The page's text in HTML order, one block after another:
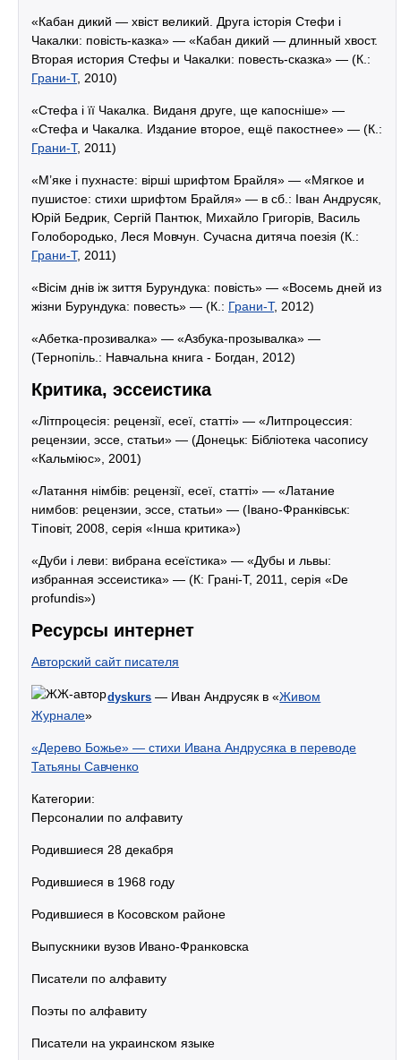
«Кабан дикий — хвіст великий. Друга історія Стефи і
Чакалки: повість-казка» — «Кабан дикий — длинный хвост.
Вторая история Стефы и Чакалки: повесть-сказка» — (К.:
Грани-Т, 2010)
«Стефа і її Чакалка. Виданя друге, ще капосніше» —
«Стефа и Чакалка. Издание второе, ещё пакостнее» — (К.:
Грани-Т, 2011)
«М’яке і пухнасте: вірші шрифтом Брайля» — «Мягкое и
пушистое: стихи шрифтом Брайля» — в сб.: Іван Андрусяк,
Юрій Бедрик, Сергій Пантюк, Михайло Григорів, Василь
Голобородько, Леся Мовчун. Сучасна дитяча поезія (К.:
Грани-Т, 2011)
«Вісім днів іж зиття Бурундука: повість» — «Восемь дней из
жізни Бурундука: повесть» — (К.: Грани-Т, 2012)
«Абетка-прозивалка» — «Азбука-прозывалка» —
(Тернопіль.: Навчальна книга - Богдан, 2012)
Критика, эссеистика
«Літпроцесія: рецензії, есеї, статті» — «Литпроцессия:
рецензии, эссе, статьи» — (Донецьк: Бібліотека часопису
«Кальміюс», 2001)
«Латання німбів: рецензії, есеї, статті» — «Латание
нимбов: рецензии, эссе, статьи» — (Івано-Франківськ:
Тіповіт, 2008, серія «Інша критика»)
«Дуби і леви: вибрана есеїстика» — «Дубы и львы:
избранная эссеистика» — (К: Грані-Т, 2011, серія «De
profundis»)
Ресурсы интернет
Авторский сайт писателя
dyskurs — Иван Андрусяк в «Живом
Журнале»
«Дерево Божье» — стихи Ивана Андрусяка в переводе
Татьяны Савченко
Категории:
Персоналии по алфавиту
Родившиеся 28 декабря
Родившиеся в 1968 году
Родившиеся в Косовском районе
Выпускники вузов Ивано-Франковска
Писатели по алфавиту
Поэты по алфавиту
Писатели на украинском языке